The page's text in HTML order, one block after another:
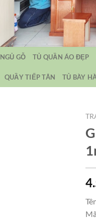
GỖ TỦ QUẦN ÁO ĐẸP
QUẦY TIẾP TÂN TỦ BÀY